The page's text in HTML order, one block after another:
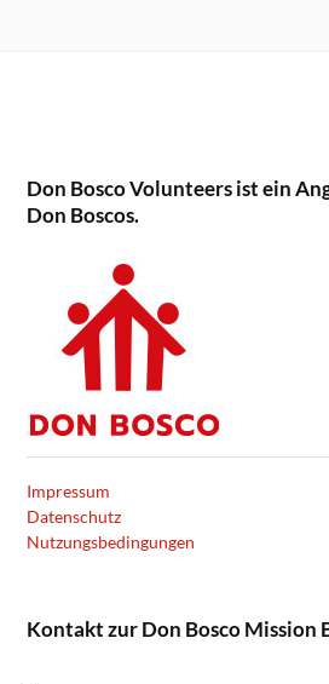
Don Bosco Volunteers ist ein
Don Boscos.
Impressum
Datenschutz
Nutzungsbedingungen
Kontakt zur Don Bosco Mission